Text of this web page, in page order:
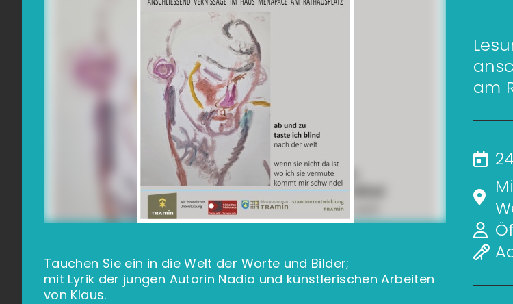
Tauchen Sie ein in die Welt der Worte und Bilder;
mit Lyrik der jungen Autorin Nadia und künstlerischen Arbeiten
von Klaus.
am